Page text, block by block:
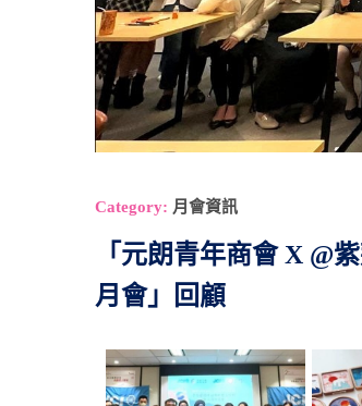
Category: 月會資訊
「元朗青年商會 X @
月會」回顧